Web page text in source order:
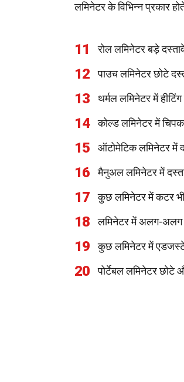
लमिनेटर के विभिन्न प्रकार
11 रोल लमिनेटर बड़े
12 पाउच लमिनेटर छोटे
13 थर्मल लमिनेटर में
14 कोल्ड लमिनेटर में
15 ऑटोमेटिक लमिनेटर में
16 मैनुअल लमिनेटर में
17 कुछ लमिनेटर में कटर भी
18 लमिनेटर में अलग-अलग
19 कुछ लमिनेटर में
20 पोर्टेबल लमिनेटर छोटे